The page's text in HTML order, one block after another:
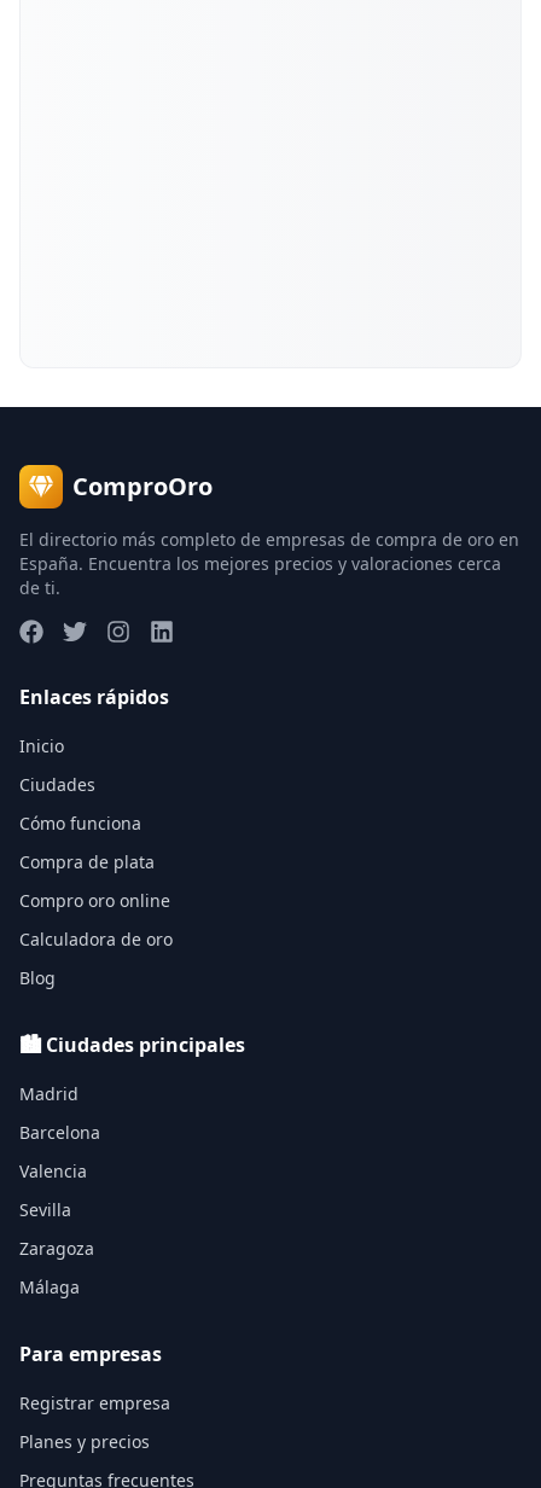
ComproOro
El directorio más completo de empresas de compra de oro en
España. Encuentra los mejores precios y valoraciones cerca
de ti.
Enlaces rápidos
Inicio
Ciudades
Cómo funciona
Compra de plata
Compro oro online
Calculadora de oro
Blog
🏙️ Ciudades principales
Madrid
Barcelona
Valencia
Sevilla
Zaragoza
Málaga
Para empresas
Registrar empresa
Planes y precios
Preguntas frecuentes